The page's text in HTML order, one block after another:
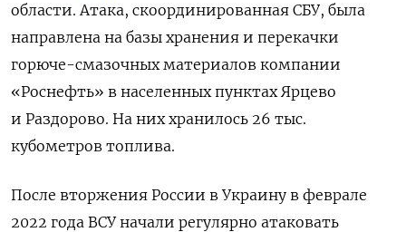
области. Атака, скоординированная СБУ, была
направлена на базы хранения и перекачки
горюче-смазочных материалов компании
«Роснефть» в населенных пунктах Ярцево
и Раздорово. На них хранилось 26 тыс.
кубометров топлива.
После вторжения России в Украину в феврале
2022 года ВСУ начали регулярно атаковать